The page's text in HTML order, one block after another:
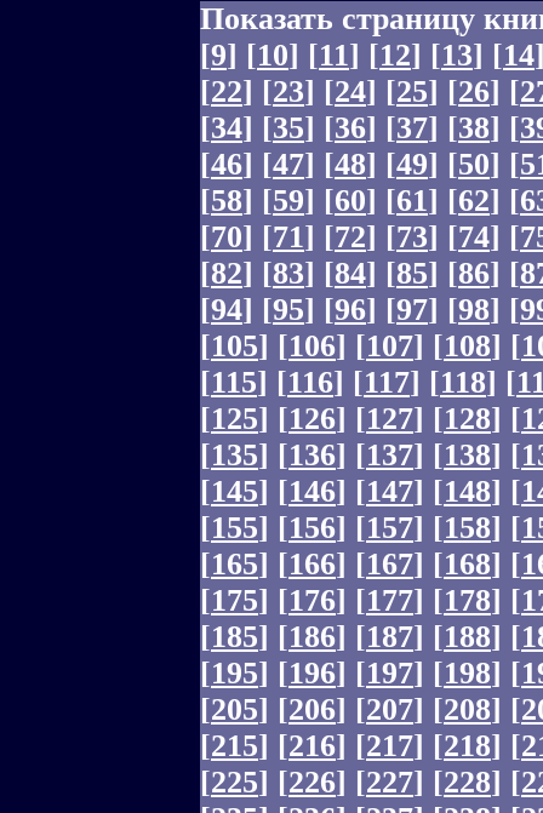
Показать страницу
[9] [10] [11] [12] [13] [14
[22] [23] [24] [25] [26] [
[34] [35] [36] [37] [38] [
[46] [47] [48] [49] [50] [
[58] [59] [60] [61] [62] [
[70] [71] [72] [73] [74] [
[82] [83] [84] [85] [86] [
[94] [95] [96] [97] [98] [
[105] [106] [107] [108] [
[115] [116] [117] [118] [
[125] [126] [127] [128] [
[135] [136] [137] [138] [
[145] [146] [147] [148] [
[155] [156] [157] [158] [
[165] [166] [167] [168] [
[175] [176] [177] [178] [
[185] [186] [187] [188] [
[195] [196] [197] [198] [
[205] [206] [207] [208] [
[215] [216] [217] [218] [
[225] [226] [227] [228] [